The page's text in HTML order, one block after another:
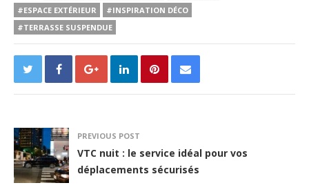
#ESPACE EXTÉRIEUR
#INSPIRATION DÉCO
#TERRASSE SUSPENDUE
PREVIOUS POST
VTC nuit : le service idéal pour vos
déplacements sécurisés